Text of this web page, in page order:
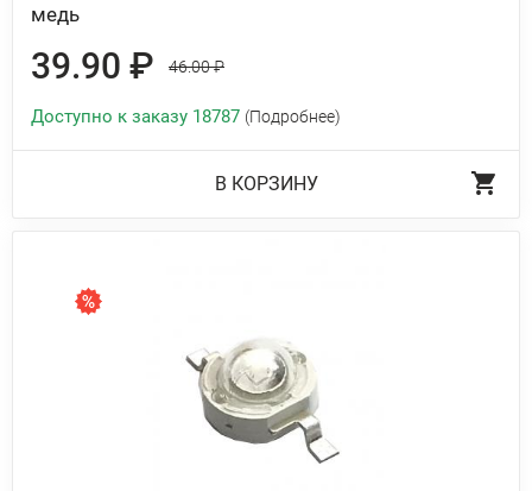
медь
39.90 ₽ 46.00 ₽
Доступно к заказу 18787 (Подробнее)
В КОРЗИНУ